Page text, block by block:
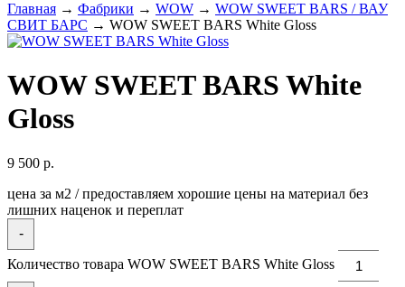
Главная → Фабрики → WOW → WOW SWEET BARS / ВАУ
СВИТ БАРС → WOW SWEET BARS White Gloss
WOW SWEET BARS White
Gloss
9 500 р.
цена за м2 / предоставляем хорошие цены на материал без
лишних наценок и переплат
-
Количество товара WOW SWEET BARS White Gloss